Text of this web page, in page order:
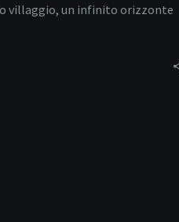
villaggio, un infinito orizzonte